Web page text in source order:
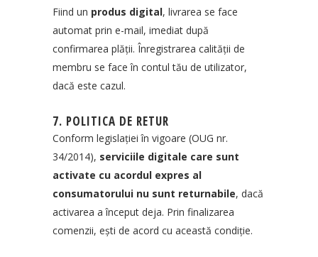
Fiind un produs digital, livrarea se face
automat prin e-mail, imediat după
confirmarea plății. Înregistrarea calității de
membru se face în contul tău de utilizator,
dacă este cazul.
7. POLITICA DE RETUR
Conform legislației în vigoare (OUG nr.
34/2014), serviciile digitale care sunt
activate cu acordul expres al
consumatorului nu sunt returnabile, dacă
activarea a început deja. Prin finalizarea
comenzii, ești de acord cu această condiție.